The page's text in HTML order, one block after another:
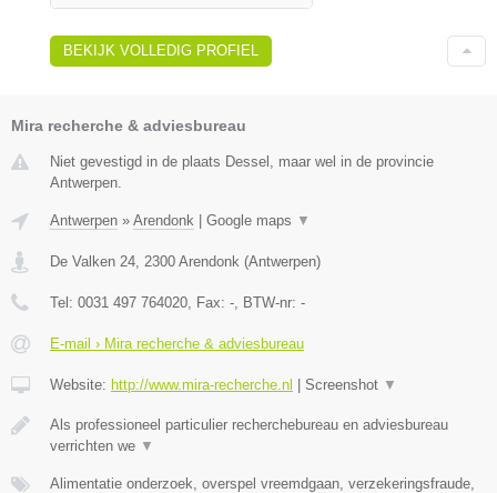
BEKIJK VOLLEDIG PROFIEL
Mira recherche & adviesbureau
Niet gevestigd in de plaats Dessel, maar wel in de provincie
Antwerpen.
Antwerpen » Arendonk | Google maps ▼
De Valken 24 2300 Arendonk (Antwerpen)
Tel: 0031 497 764020 , Fax: - , BTW-nr: -
E-mail › Mira recherche & adviesbureau
Website: http://www.mira-recherche.nl | Screenshot ▼
Als professioneel particulier recherchebureau en adviesbureau
verrichten we ▼
Alimentatie onderzoek, overspel vreemdgaan, verzekeringsfraude,